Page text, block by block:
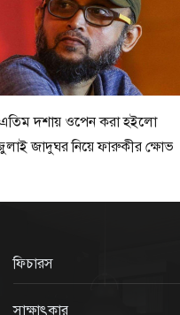
দশায় ওপেন করা হইলো
জাদুঘর নিয়ে ফারুকীর ক্ষোভ
ফিচারস
সাক্ষাৎকার